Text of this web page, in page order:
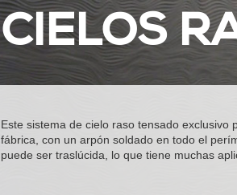
CIELOS
Este sistema de cielo raso tensado
fábrica, con un arpón soldado en todo el
puede ser traslúcida, lo que tiene muchas